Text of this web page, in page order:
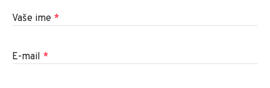
Vaše ime *
E-mail *